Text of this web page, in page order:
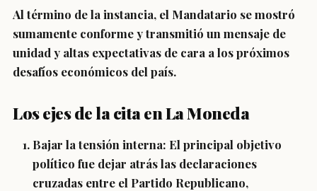
Al término de la instancia, el Mandatario se mostró
sumamente conforme y transmitió un mensaje de
unidad y altas expectativas de cara a los próximos
desafíos económicos del país.
Los ejes de la cita en La Moneda
Bajar la tensión interna: El principal objetivo
político fue dejar atrás las declaraciones
cruzadas entre el Partido Republicano,